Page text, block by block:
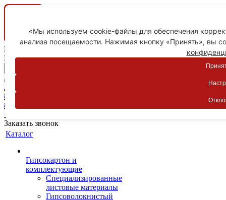
Ваш город
Пятигорск
Личный кабинет
8-800-775-59-89
8-800-775-59-89
+7 918 754-83-77
Заказать звонок
Каталог
Гипсокартон и
комплектующие
Специализированные
листовые материалы
Гипсоволокнистый
«Мы используем cookie-файлы для обеспечения
анализа посещаемости. Нажимая кнопку «Принять», вы